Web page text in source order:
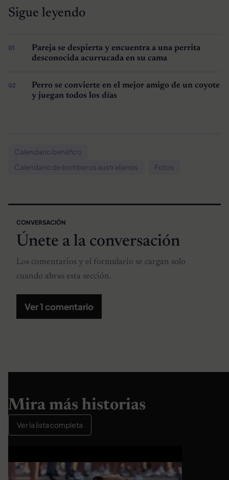
Sigue leyendo
Pareja se despierta y encuentra a una perrita
desconocida acurrucada en su cama
Perro se convierte en el mejor amigo de un coyote
y juegan todos los días
Calendario benéfico
Calendario de bomberos australianos
Fotos
CONVERSACIÓN
Únete a la conversación
Los comentarios y el formulario se cargan solo
cuando abras esta sección.
Ver 1 comentario
Mira más historias
Ver la lista completa